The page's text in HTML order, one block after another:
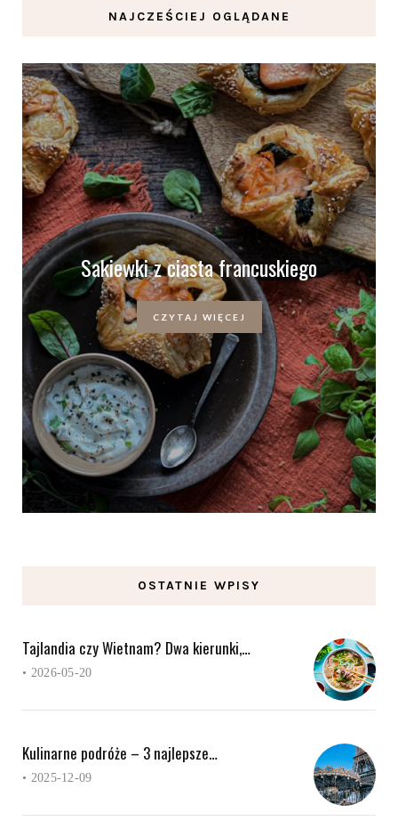
NAJCZEŚCIEJ OGLĄDANE
Sakiewki z ciasta francuskiego
CZYTAJ WIĘCEJ
OSTATNIE WPISY
Tajlandia czy Wietnam? Dwa kierunki,…
• 2026-05-20
Kulinarne podróże – 3 najlepsze…
• 2025-12-09